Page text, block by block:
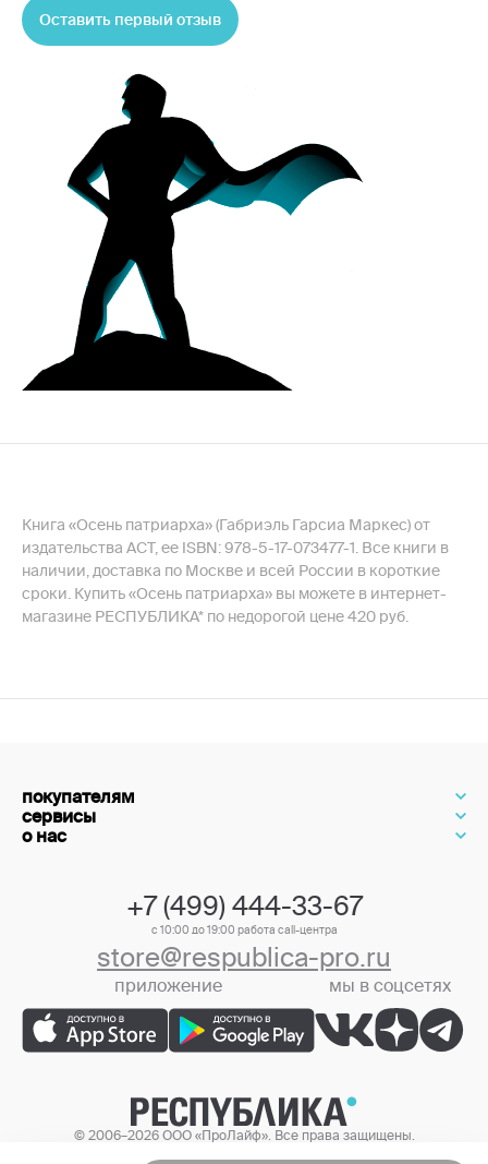
Оставить первый отзыв
Книга «Осень патриарха» (Габриэль Гарсиа Маркес) от
издательства АСТ, ее ISBN: 978-5-17-073477-1. Все книги в
наличии, доставка по Москве и всей России в короткие
сроки. Купить «Осень патриарха» вы можете в интернет-
магазине РЕСПУБЛИКА* по недорогой цене 420 руб.
покупателям
сервисы
о нас
+7 (499) 444-33-67
с 10:00 до 19:00 работа call-центра
store@respublica-pro.ru
приложение мы в соцсетях
© 2006–2026 ООО «ПроЛайф». Все права защищены.